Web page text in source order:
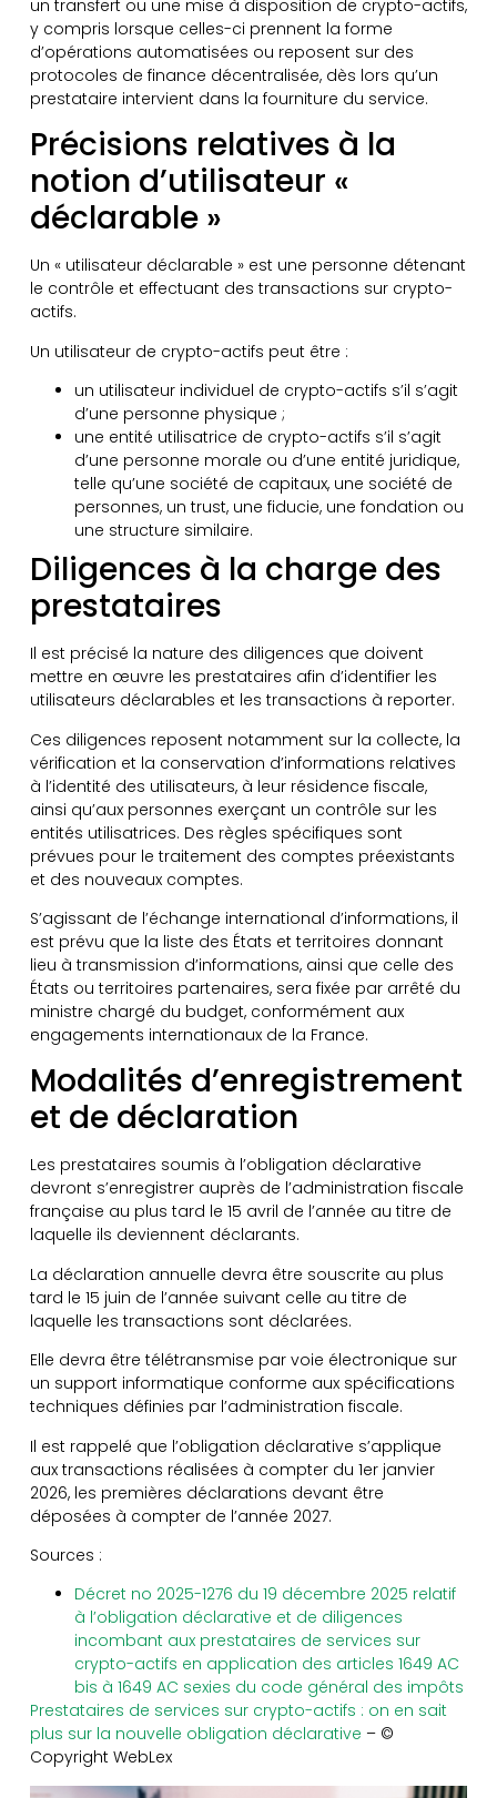
un transfert ou une mise à disposition de crypto-actifs,
y compris lorsque celles-ci prennent la forme
d’opérations automatisées ou reposent sur des
protocoles de finance décentralisée, dès lors qu’un
prestataire intervient dans la fourniture du service.
Précisions relatives à la
notion d’utilisateur «
déclarable »
Un « utilisateur déclarable » est une personne détenant
le contrôle et effectuant des transactions sur crypto-
actifs.
Un utilisateur de crypto-actifs peut être :
un utilisateur individuel de crypto-actifs s’il s’agit
d’une personne physique ;
une entité utilisatrice de crypto-actifs s’il s’agit
d’une personne morale ou d’une entité juridique,
telle qu’une société de capitaux, une société de
personnes, un trust, une fiducie, une fondation ou
une structure similaire.
Diligences à la charge des
prestataires
Il est précisé la nature des diligences que doivent
mettre en œuvre les prestataires afin d’identifier les
utilisateurs déclarables et les transactions à reporter.
Ces diligences reposent notamment sur la collecte, la
vérification et la conservation d’informations relatives
à l’identité des utilisateurs, à leur résidence fiscale,
ainsi qu’aux personnes exerçant un contrôle sur les
entités utilisatrices. Des règles spécifiques sont
prévues pour le traitement des comptes préexistants
et des nouveaux comptes.
S’agissant de l’échange international d’informations, il
est prévu que la liste des États et territoires donnant
lieu à transmission d’informations, ainsi que celle des
États ou territoires partenaires, sera fixée par arrêté du
ministre chargé du budget, conformément aux
engagements internationaux de la France.
Modalités d’enregistrement
et de déclaration
Les prestataires soumis à l’obligation déclarative
devront s’enregistrer auprès de l’administration fiscale
française au plus tard le 15 avril de l’année au titre de
laquelle ils deviennent déclarants.
La déclaration annuelle devra être souscrite au plus
tard le 15 juin de l’année suivant celle au titre de
laquelle les transactions sont déclarées.
Elle devra être télétransmise par voie électronique sur
un support informatique conforme aux spécifications
techniques définies par l’administration fiscale.
Il est rappelé que l’obligation déclarative s’applique
aux transactions réalisées à compter du 1er janvier
2026, les premières déclarations devant être
déposées à compter de l’année 2027.
Sources :
Décret no 2025-1276 du 19 décembre 2025 relatif
à l’obligation déclarative et de diligences
incombant aux prestataires de services sur
crypto-actifs en application des articles 1649 AC
bis à 1649 AC sexies du code général des impôts
Prestataires de services sur crypto-actifs : on en sait
plus sur la nouvelle obligation déclarative – ©
Copyright WebLex